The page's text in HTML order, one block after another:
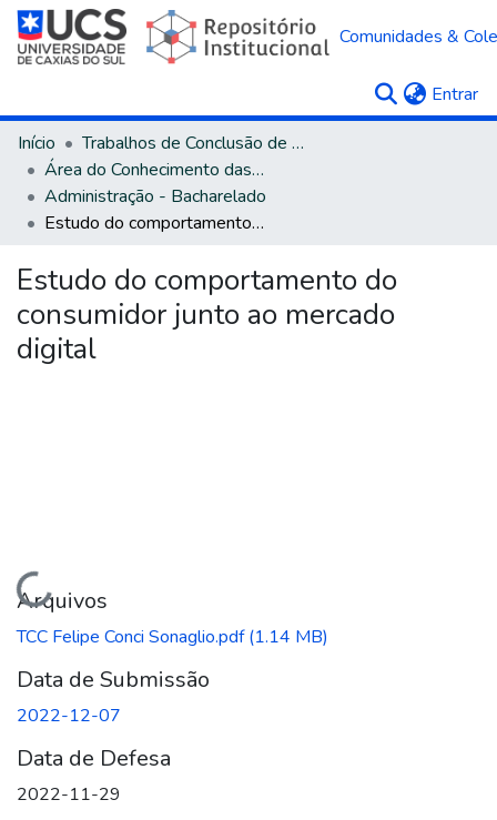
Comunidades &
Entrar
Início
Trabalhos de Conclusão de Curso
Área do Conhecimento das Ciências Sociais Aplicadas
Administração - Bacharelado
Estudo do comportamento do consumidor junto ao mercado digital
Estudo do comportamento do
consumidor junto ao mercado
digital
Carregando...
Arquivos
TCC Felipe Conci Sonaglio.pdf(1.14 MB)
Data de Submissão
2022-12-07
Data de Defesa
2022-11-29